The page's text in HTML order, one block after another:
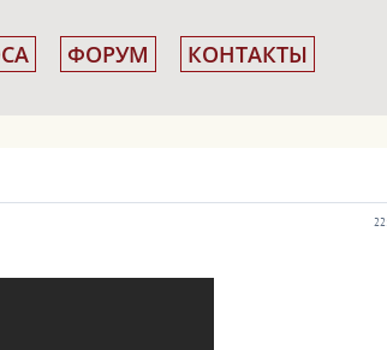
ФОРУМ КОНТАКТЫ